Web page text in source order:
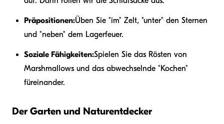
Präpositionen:Üben Sie "im" Zelt, "unter" den Sternen
und "neben" dem Lagerfeuer.
Soziale Fähigkeiten:Spielen Sie das Rösten von
Marshmallows und das abwechselnde "Kochen"
füreinander.
Der Garten und Naturentdecker